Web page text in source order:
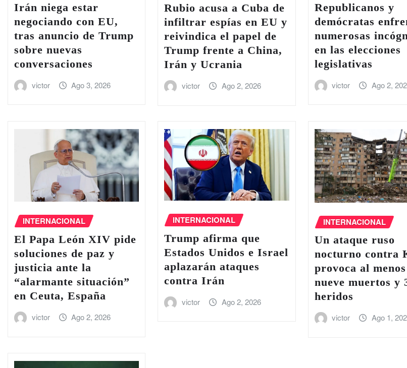
Irán niega estar
negociando con EU,
tras anuncio de Trump
sobre nuevas
conversaciones
victor Ago 3, 2026
Rubio acusa a Cuba de
infiltrar espías en EU y
reivindica el papel de
Trump frente a China,
Irán y Ucrania
victor Ago 2, 2026
Republicanos y
demócratas
numerosas
en las elecciones
legislativas
victor Ago 2,
INTERNACIONAL
El Papa León XIV pide
soluciones de paz y
justicia ante la
“alarmante situación”
en Ceuta, España
victor Ago 2, 2026
INTERNACIONAL
Trump afirma que
Estados Unidos e Israel
aplazarán ataques
contra Irán
victor Ago 2, 2026
INTERNACIONAL
Un ataque ruso
nocturno contra
provoca al menos
nueve muertos y
heridos
victor Ago 1,